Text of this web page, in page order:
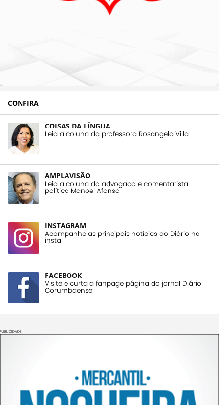
CONFIRA
COISAS DA LÍNGUA
Leia a coluna da professora Rosangela Villa
AMPLAVISÃO
Leia a coluna do advogado e comentarista
político Manoel Afonso
INSTAGRAM
Acompanhe as principais notícias do Diário no
insta
FACEBOOK
Visite e curta a fanpage página do jornal Diário
Corumbaense
PUBLICIDADE